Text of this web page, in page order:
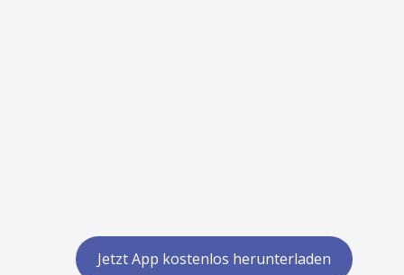
Jetzt App kostenlos herunterladen